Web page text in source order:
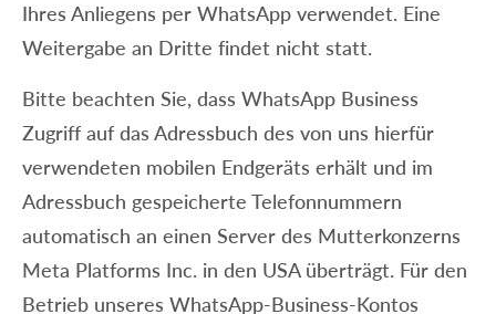
Ihres Anliegens per WhatsApp verwendet. Eine
Weitergabe an Dritte findet nicht statt.
Bitte beachten Sie, dass WhatsApp Business
Zugriff auf das Adressbuch des von uns hierfür
verwendeten mobilen Endgeräts erhält und im
Adressbuch gespeicherte Telefonnummern
automatisch an einen Server des Mutterkonzerns
Meta Platforms Inc. in den USA überträgt. Für den
Betrieb unseres WhatsApp-Business-Kontos